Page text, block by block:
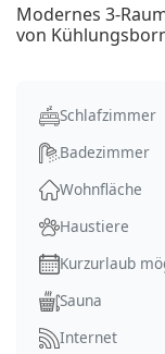
Modernes 3-
von
Schlafzimmer
Badezimmer
Wohnfläche
Haustiere
Kurzurlaub
Sauna
Internet